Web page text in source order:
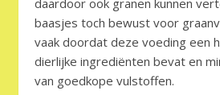
baasjes toch bewust voor
vaak doordat deze voeding een
dierlijke ingrediënten bevat en
van goedkope vulstoffen.